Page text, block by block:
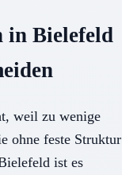
in Bielefeld
weil zu wenige
ohne feste Struktur
ist es